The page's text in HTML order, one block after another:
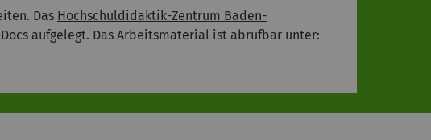
Das Hochschuldidaktik-Zentrum Baden-
aufgelegt. Das Arbeitsmaterial ist abrufbar unter: